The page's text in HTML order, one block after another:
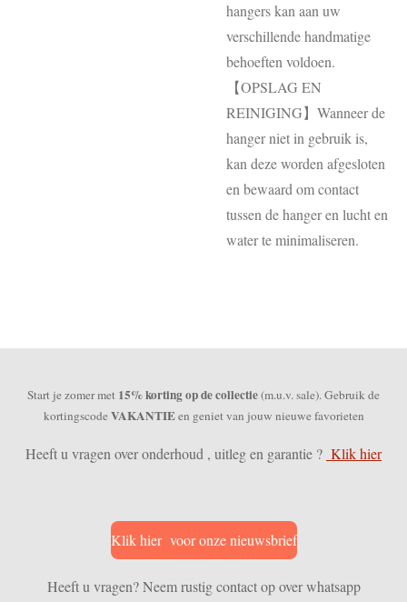
hangers kan aan uw
verschillende handmatige
behoeften voldoen.
【OPSLAG EN
REINIGING】Wanneer de
hanger niet in gebruik is,
kan deze worden afgesloten
en bewaard om contact
tussen de hanger en lucht en
water te minimaliseren.
Start je zomer met 15% korting op de collectie(m.u.v. sale). Gebruik de
kortingscodeVAKANTIEen geniet van jouw nieuwe favorieten
Heeft u vragen over onderhoud , uitleg en garantie ? Klik hier
Klik hier voor onze nieuwsbrief
Heeft u vragen? Neem rustig contact op over whatsapp